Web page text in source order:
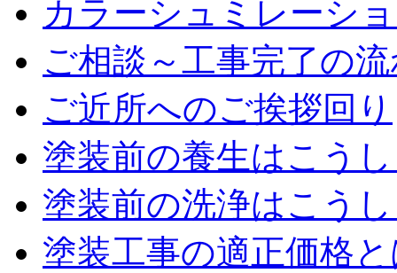
カラーシュミレーシ
ご相談～工事完了の
ご近所へのご挨拶回り
塗装前の養生はこう
塗装前の洗浄はこう
塗装工事の適正価格